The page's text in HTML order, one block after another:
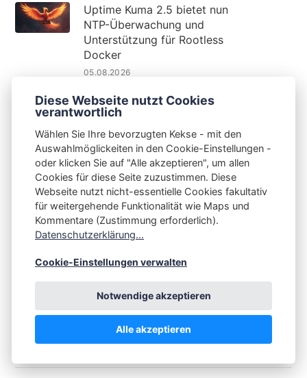
Uptime Kuma 2.5 bietet nun
NTP-Überwachung und
Unterstützung für Rootless
Docker
05.08.2026
Lesezeichen · KI-Attacke: Auch
Anthropic-Modelle griffen
05.08.2026
Valve unterstützt die
Portierung des RADV-Vulkan-
Treibers auf Windows
05.08.2026
Follow us
Diese Webseite nutzt Cookies
verantwortlich
Wählen Sie Ihre bevorzugten Kekse - mit den
Auswahlmöglickeiten in den Cookie-Einstellungen -
oder klicken Sie auf "Alle akzeptieren", um allen
Cookies für diese Seite zuzustimmen. Diese
Webseite nutzt nicht-essentielle Cookies fakultativ
für weitergehende Funktionalität wie Maps und
Kommentare (Zustimmung erforderlich).
Datenschutzerklärung...
Cookie-Einstellungen verwalten
Notwendige akzeptieren
Alle akzeptieren